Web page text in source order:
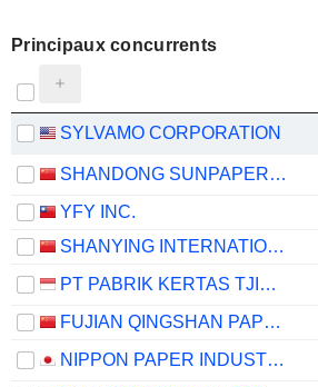
Principaux concurrents
SYLVAMO CORPORATION
SHANDONG SUNPAPER CO., LTD.
YFY INC.
SHANYING INTERNATIONAL HOLDINGS CO.,LTD
PT PABRIK KERTAS TJIWI KIMIA TBK
FUJIAN QINGSHAN PAPER INDUSTRY CO., LTD.
NIPPON PAPER INDUSTRIES CO., LTD.